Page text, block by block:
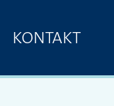
KONTAKT